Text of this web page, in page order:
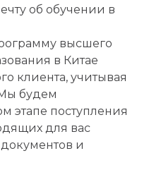
об обучении в
высшего
в Китае
клиента, учитывая
будем
этапе поступления
для вас
и